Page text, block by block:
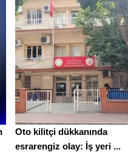
Oto kilitçi dükkanında
esrarengiz olay: İş yeri ...